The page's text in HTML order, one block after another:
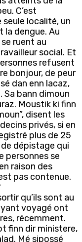
C’est
localité, un
la dengue. Au
ruent au
social. Et
refusent
bonjour, de peur
dan enn lacaz,
Sa bann dimoun
Moustik ki finn
disent les
privés, si en
plus de 25
de dépistage qui
personnes se
raison des
pas contenue.
qu’ils sont au
voyagé ont
récemment.
finn dir ministere,
Mé sipossé